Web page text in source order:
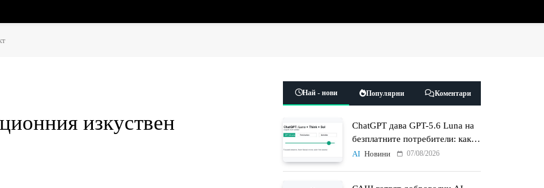
изкуствен
Най - нови Популярни Коментари
ChatGPT дава GPT-5.6 Luna на
безплатните потребители: какво
променят Think бутонът и
AI Новини 07/08/2026